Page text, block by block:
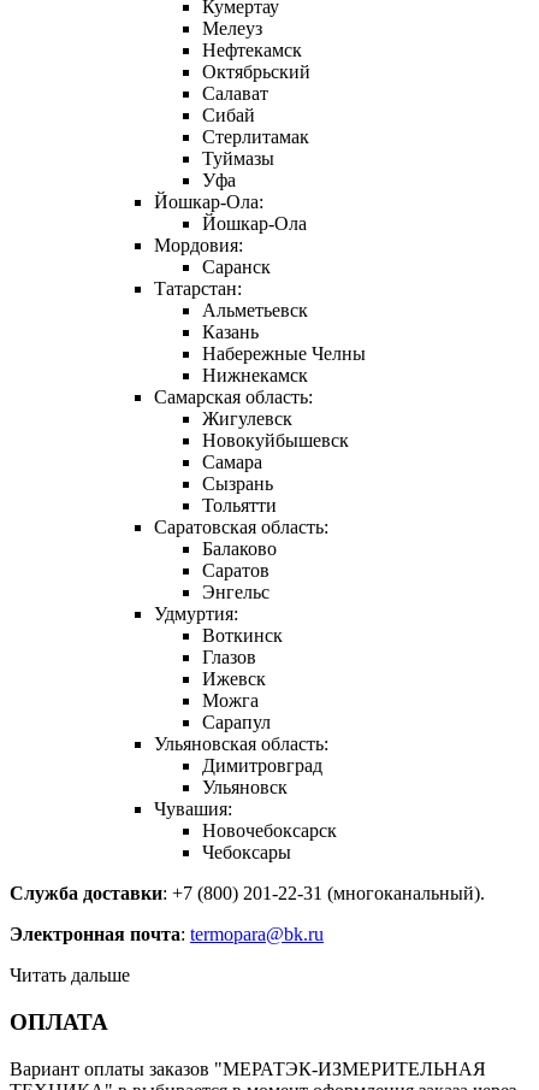
Кумертау
Мелеуз
Нефтекамск
Октябрьский
Салават
Сибай
Стерлитамак
Туймазы
Уфа
Йошкар-Ола:
Йошкар-Ола
Мордовия:
Саранск
Татарстан:
Альметьевск
Казань
Набережные Челны
Нижнекамск
Самарская область:
Жигулевск
Новокуйбышевск
Самара
Сызрань
Тольятти
Саратовская область:
Балаково
Саратов
Энгельс
Удмуртия:
Воткинск
Глазов
Ижевск
Можга
Сарапул
Ульяновская область:
Димитровград
Ульяновск
Чувашия:
Новочебоксарск
Чебоксары
Служба доставки: +7 (800) 201-22-31 (многоканальный).
Электронная почта: termopara@bk.ru
Читать дальше
ОПЛАТА
Вариант оплаты заказов "МЕРАТЭК-ИЗМЕРИТЕЛЬНАЯ